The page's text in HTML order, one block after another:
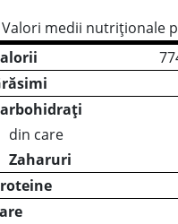
Valori medii nutriționale
din care
Zaharuri